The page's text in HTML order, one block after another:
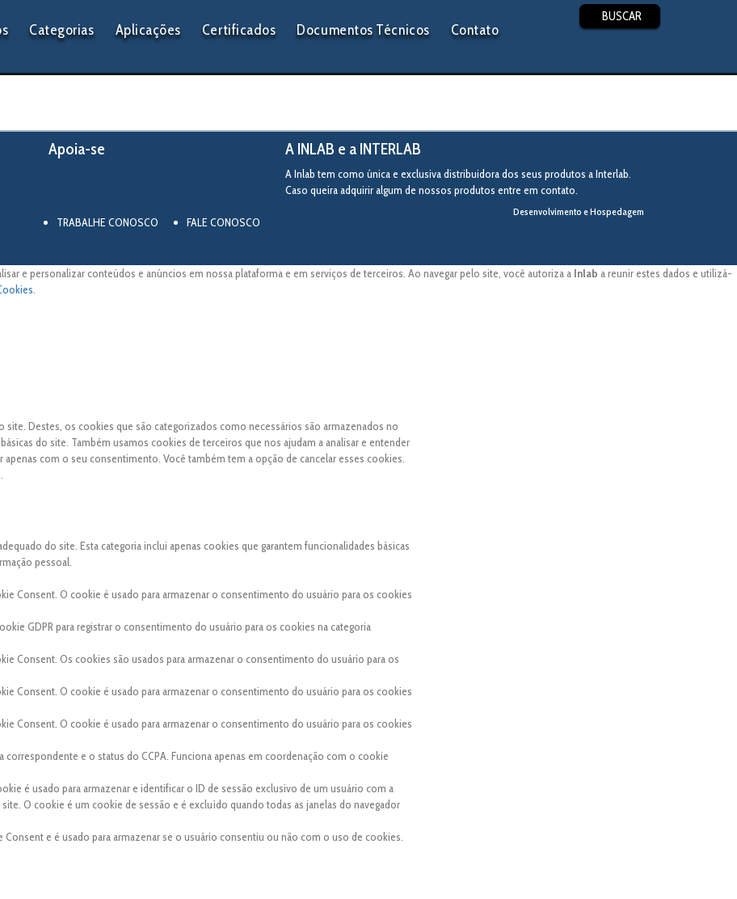
BUSCAR
Categorias Aplicações Certificados Documentos Técnicos Contato
Apoia-se A INLAB e a INTERLAB
A Inlab tem como única e exclusiva distribuidora dos seus produtos a Interlab.
Caso queira adquirir algum de nossos produtos entre em contato.
TRABALHE CONOSCO
FALE CONOSCO
Desenvolvimento e Hospedagem
e personalizar conteúdos e anúncios em nossa plataforma e em serviços de terceiros. Ao navegar pelo site, você autoriza a Inlab a reunir estes dados e utilizá-
Destes, os cookies que são categorizados como necessários são armazenados no
do site. Também usamos cookies de terceiros que nos ajudam a analisar e entender
com o seu consentimento. Você também tem a opção de cancelar esses cookies.
do site. Esta categoria inclui apenas cookies que garantem funcionalidades básicas
pessoal.
Consent. O cookie é usado para armazenar o consentimento do usuário para os cookies
GDPR para registrar o consentimento do usuário para os cookies na categoria
Consent. Os cookies são usados para armazenar o consentimento do usuário para os
Consent. O cookie é usado para armazenar o consentimento do usuário para os cookies
Consent. O cookie é usado para armazenar o consentimento do usuário para os cookies
correspondente e o status do CCPA. Funciona apenas em coordenação com o cookie
é usado para armazenar e identificar o ID de sessão exclusivo de um usuário com a
O cookie é um cookie de sessão e é excluído quando todas as janelas do navegador
e é usado para armazenar se o usuário consentiu ou não com o uso de cookies.